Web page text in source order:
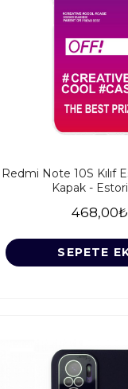
Redmi Note 10S Kılıf
Kapak -
468,00₺
SEPETE